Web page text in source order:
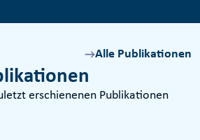
erschienenen Publikationen
Alle Publikationen